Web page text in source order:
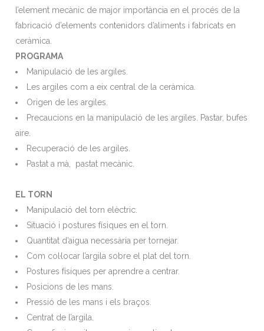
l’element mecànic de major importància en el procés de la
fabricació d’elements contenidors d’aliments i fabricats en
ceràmica.
PROGRAMA
Manipulació de les argiles.
Les argiles com a eix central de la ceràmica.
Origen de les argiles.
Precaucions en la manipulació de les argiles. Pastar, bufes
aire.
Recuperació de les argiles.
Pastat a mà, pastat mecànic.
EL TORN
Manipulació del torn elèctric.
Situació i postures físiques en el torn.
Quantitat d’aigua necessària per tornejar.
Com col·locar l’argila sobre el plat del torn.
Postures físiques per aprendre a centrar.
Posicions de les mans.
Pressió de les mans i els braços.
Centrat de l’argila.